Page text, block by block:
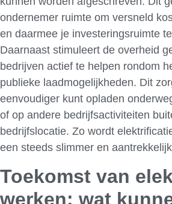
ondernemer ruimte om versneld
en daarmee je investeringsruimte
Daarnaast stimuleert de overheid
bedrijven actief te helpen rondom
publieke laadmogelijkheden. Dit
eenvoudiger kunt opladen
of op andere bedrijfsactiviteiten
bedrijfslocatie. Zo wordt
een steeds slimmer en
Toekomst van
werken: wat